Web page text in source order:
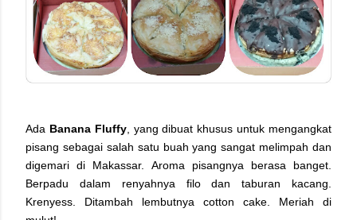
Ada Banana Fluffy, yang dibuat khusus untuk mengangkat
pisang sebagai salah satu buah yang sangat melimpah dan
digemari di Makassar. Aroma pisangnya berasa banget.
Berpadu dalam renyahnya filo dan taburan kacang.
Krenyess. Ditambah lembutnya cotton cake. Meriah di